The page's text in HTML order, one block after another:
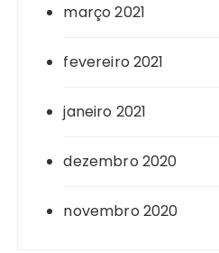
março 2021
fevereiro 2021
janeiro 2021
dezembro 2020
novembro 2020